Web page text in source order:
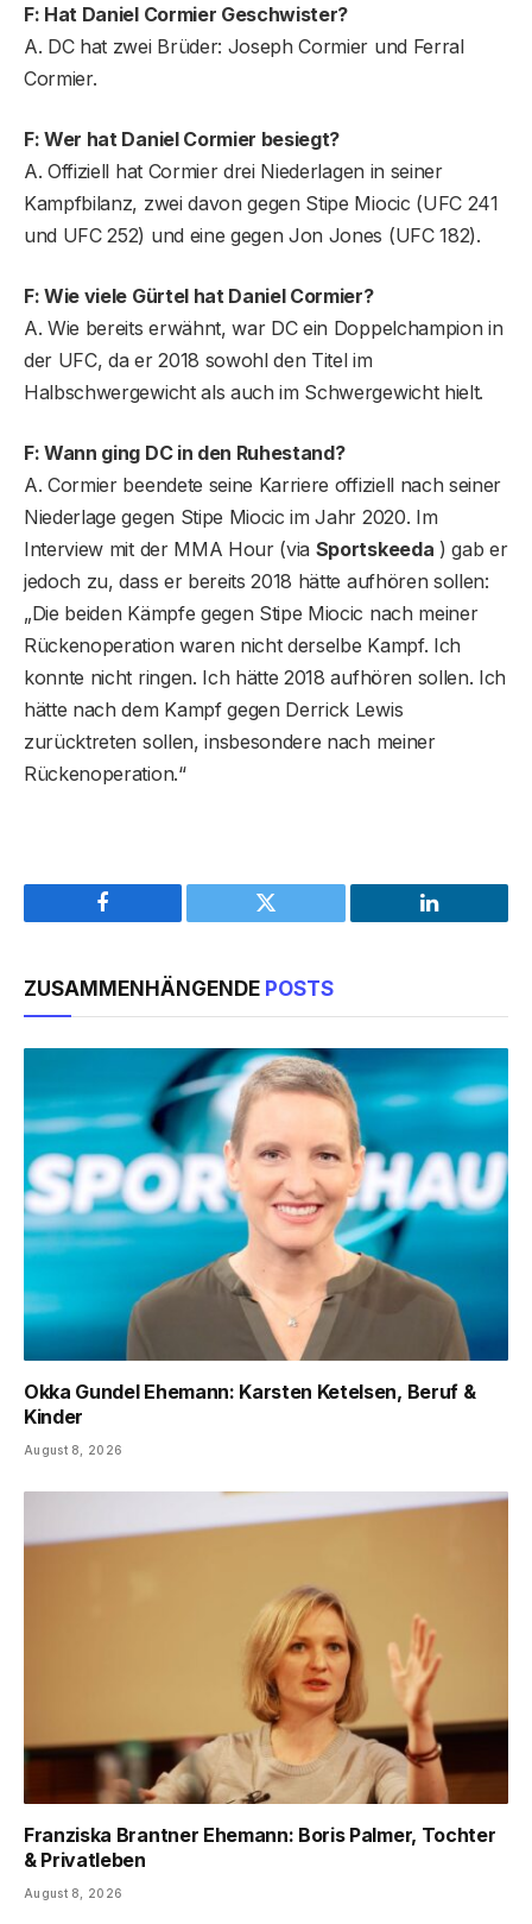
F: Hat Daniel Cormier Geschwister?
A. DC hat zwei Brüder: Joseph Cormier und Ferral
Cormier.
F: Wer hat Daniel Cormier besiegt?
A. Offiziell hat Cormier drei Niederlagen in seiner
Kampfbilanz, zwei davon gegen Stipe Miocic (UFC 241
und UFC 252) und eine gegen Jon Jones (UFC 182).
F: Wie viele Gürtel hat Daniel Cormier?
A. Wie bereits erwähnt, war DC ein Doppelchampion in
der UFC, da er 2018 sowohl den Titel im
Halbschwergewicht als auch im Schwergewicht hielt.
F: Wann ging DC in den Ruhestand?
A. Cormier beendete seine Karriere offiziell nach seiner
Niederlage gegen Stipe Miocic im Jahr 2020. Im
Interview mit der MMA Hour (via Sportskeeda ) gab er
jedoch zu, dass er bereits 2018 hätte aufhören sollen:
„Die beiden Kämpfe gegen Stipe Miocic nach meiner
Rückenoperation waren nicht derselbe Kampf. Ich
konnte nicht ringen. Ich hätte 2018 aufhören sollen. Ich
hätte nach dem Kampf gegen Derrick Lewis
zurücktreten sollen, insbesondere nach meiner
Rückenoperation.“
Facebook Twitter LinkedIn
ZUSAMMENHÄNGENDE POSTS
Okka Gundel Ehemann: Karsten Ketelsen, Beruf &
Kinder
August 8, 2026
Franziska Brantner Ehemann: Boris Palmer, Tochter
& Privatleben
August 8, 2026